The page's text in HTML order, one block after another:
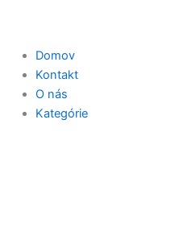
Domov
Kontakt
O nás
Kategórie